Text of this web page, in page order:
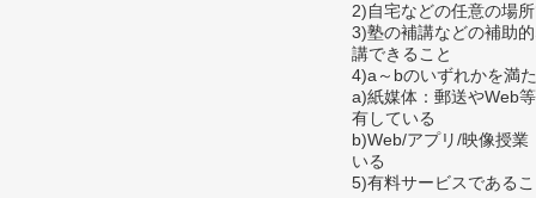
2)自宅などの任意の場
3)塾の補講などの補助
講できること
4)a～bのいずれかを満
a)紙媒体：郵送やWeb
有している
b)Web/アプリ/映像授業
いる
5)有料サービスである